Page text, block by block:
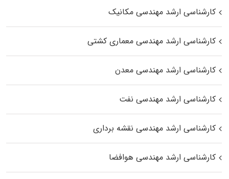
کارشناسی ارشد مهندسی مکانیک
کارشناسی ارشد مهندسی معماری کشتی
کارشناسی ارشد مهندسی معدن
کارشناسی ارشد مهندسی نفت
کارشناسی ارشد مهندسی نقشه برداری
کارشناسی ارشد مهندسی هوافضا